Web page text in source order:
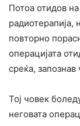
Потоа отидов
радиотерапија,
повторно
операцијата
среќа,
Тој човек
неговата